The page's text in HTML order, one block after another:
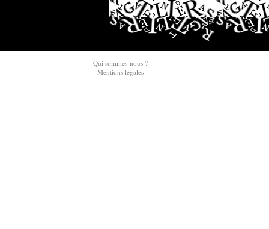
Qui sommes-nous ?
Mentions légales